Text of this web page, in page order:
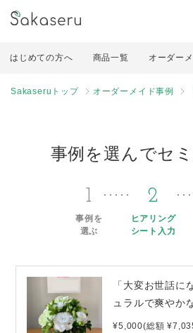
はじめての方へ 商品一覧 オーダー
Sakaseruトップ オーダーメイド事例
事例を選んでセ
1
事例を
選ぶ
2
ヒアリング
シート入力
「大変お世話に
ュラルで爽やか
¥5,000(総額